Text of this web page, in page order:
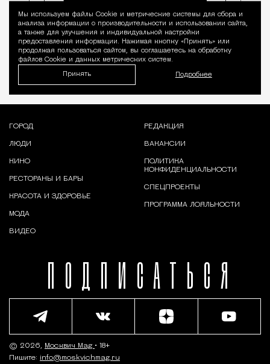
Уведомление
Мы используем файлы Сookie и метрические системы для сбора и
анализа информации о производительности и использовании сайта,
а также для улучшения и индивидуальной настройки
предоставления информации. Нажимая кнопку «Принять» или
продолжая пользоваться сайтом, вы соглашаетесь на обработку
файлов Cookie и данных метрических систем.
Принять Подробнее
ПОДПИСАТЬСЯ
ГОРОД
ЛЮДИ
КИНО
РЕСТОРАНЫ И БАРЫ
КРАСОТА И ЗДОРОВЬЕ
МОДА
ВИДЕО
РЕДАКЦИЯ
ВАКАНСИИ
ПОЛИТИКА
КОНФИДЕНЦИАЛЬНОСТИ
СПЕЦПРОЕКТЫ
ПРОГРАММА ЛОЯЛЬНОСТИ
© 2026, Москвич Mag • 18+
Пишите: info@moskvichmag.ru